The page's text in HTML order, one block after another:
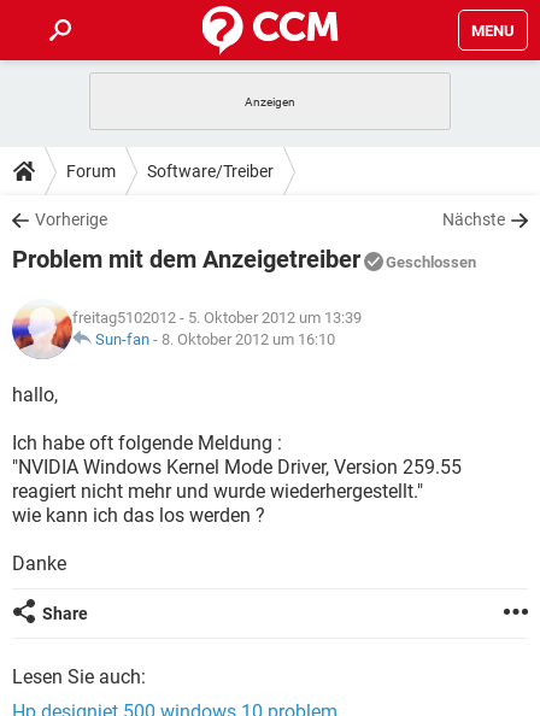
MENU
ANDROID IOS
WINDOWS 10
WHATSAPP TIKTOK
TIPPS & TRICKS
SPIELE
WHATSAPP TIKTOK
FACEBOOK
DOWNLOADS
SPIELE STREAMING
WINDOWS 10 INSTAGRAM
WHATSAPP
SPIELE STREAMING
ANDROID
WINDOWS 10
WHATSAPP
FACEBOOK HARDWARE
LEXIKON
SPIELE
WINDOWS 10 INSTAGRAM
WHATSAPP
Forum Software/Treiber
Vorherige Nächste
Problem mit dem Anzeigetreiber Geschlossen
freitag5102012 - 5. Oktober 2012 um 13:39
Sun-fan - 8. Oktober 2012 um 16:10
hallo,
Ich habe oft folgende Meldung :
"NVIDIA Windows Kernel Mode Driver, Version 259.55
reagiert nicht mehr und wurde wiederhergestellt."
wie kann ich das los werden ?
Danke
Share
Lesen Sie auch: